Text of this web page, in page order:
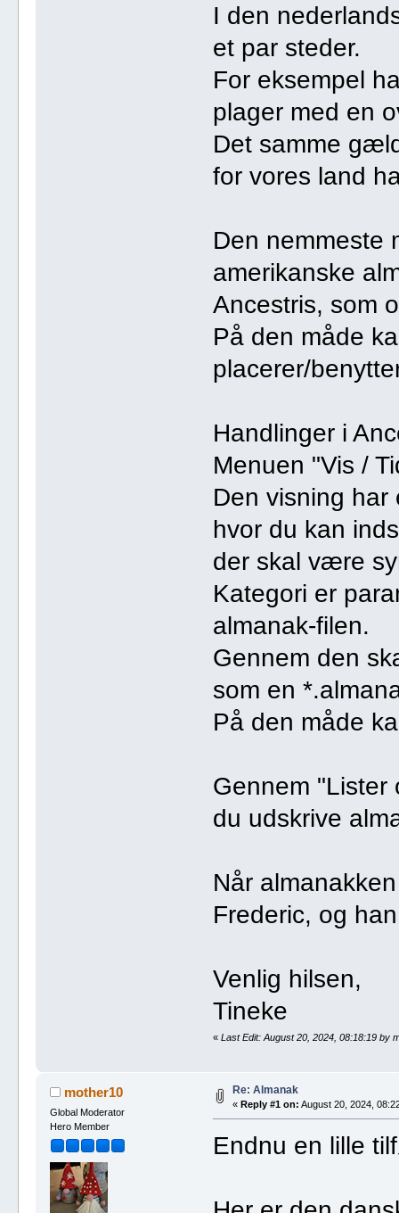
I den
et par steder.
For eksempel
plager med en
Det samme
for vores land
Den nemmeste
amerikanske
Ancestris, som
På den måde
placerer/
Handlinger i
Menuen "Vis /
Den visning
hvor du kan
der skal være
Kategori er
almanak-filen.
Gennem den
som en
På den måde
Gennem "Lister
du udskrive
Når
Frederic, og
Venlig hilsen,
Tineke
«Last Edit: August 20, 2024, 08:18:19 by
mother10
Global Moderator
Hero Member
Re: Almanak
« Reply #1 on: August 20, 2024,
Endnu en lille